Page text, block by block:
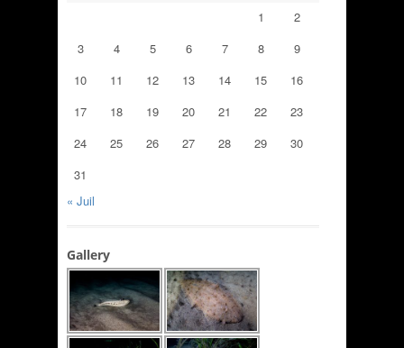
1
2
3
4 5 6 7 8
9
10
11 12 13 14 15
16
17
18 19 20 21 22
23
24
25 26 27 28 29
30
31
« Juil
Gallery